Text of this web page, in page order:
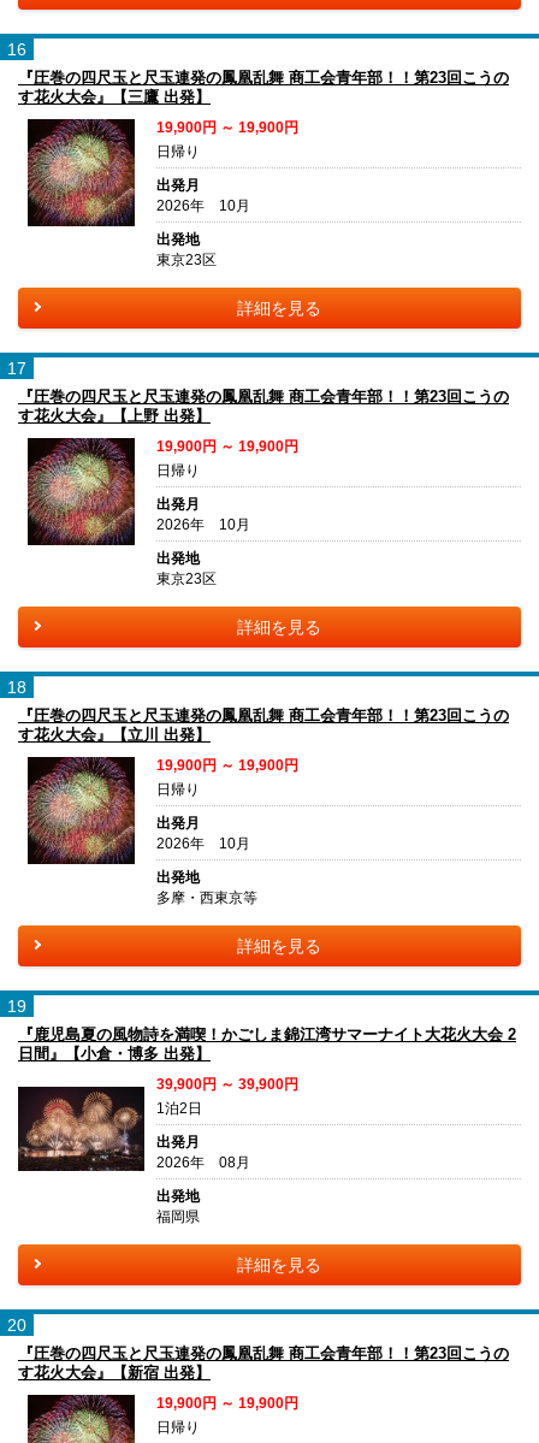
16
『圧巻の四尺玉と尺玉連発の鳳凰乱舞 商工会青年部！！第23回こうの
す花火大会』【三鷹 出発】
19,900円 ～ 19,900円
日帰り
出発月
2026年 10月
出発地
東京23区
詳細を見る
17
『圧巻の四尺玉と尺玉連発の鳳凰乱舞 商工会青年部！！第23回こうの
す花火大会』【上野 出発】
19,900円 ～ 19,900円
日帰り
出発月
2026年 10月
出発地
東京23区
詳細を見る
18
『圧巻の四尺玉と尺玉連発の鳳凰乱舞 商工会青年部！！第23回こうの
す花火大会』【立川 出発】
19,900円 ～ 19,900円
日帰り
出発月
2026年 10月
出発地
多摩・西東京等
詳細を見る
19
『鹿児島夏の風物詩を満喫！かごしま錦江湾サマーナイト大花火大会 2
日間』【小倉・博多 出発】
39,900円 ～ 39,900円
1泊2日
出発月
2026年 08月
出発地
福岡県
詳細を見る
20
『圧巻の四尺玉と尺玉連発の鳳凰乱舞 商工会青年部！！第23回こうの
す花火大会』【新宿 出発】
19,900円 ～ 19,900円
日帰り